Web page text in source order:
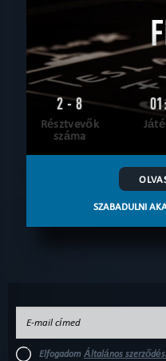
2 - 8
Résztvevők
száma
SZABADULNI
Elfogadom Általános